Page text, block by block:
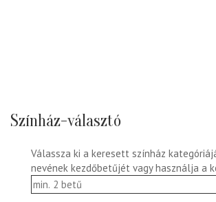
Színház-választó
Válassza ki a keresett színház
nevének kezdőbetűjét vagy használja a